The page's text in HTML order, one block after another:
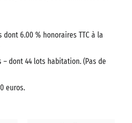
dont 6.00 % honoraires TTC à la
– dont 44 lots habitation. (Pas de
euros.